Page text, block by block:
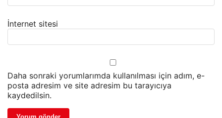
İnternet sitesi
Daha sonraki yorumlarımda kullanılması için adım, e-
posta adresim ve site adresim bu tarayıcıya
kaydedilsin.